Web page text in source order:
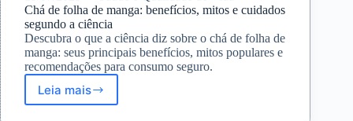
Chá de folha de manga: benefícios, mitos e cuidados
segundo a ciência
Descubra o que a ciência diz sobre o chá de folha de
manga: seus principais benefícios, mitos populares e
recomendações para consumo seguro.
Leia mais
Chá